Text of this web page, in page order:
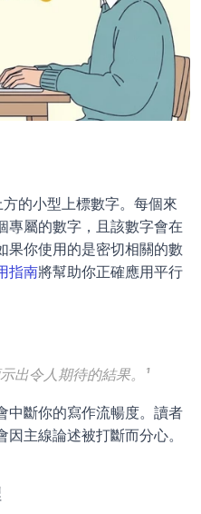
的小型上標數字。每個來
專屬的數字，且該數字會在
果你使用的是密切相關的數
指南將幫助你正確應用平行
出令人期待的結果。¹
中斷你的寫作流暢度。讀者
主線論述被打斷而分心。